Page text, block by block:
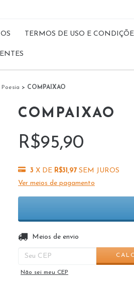
TERMOS DE USO E
Poesia > COMPAIXAO
COMPAIXAO
R$95,90
3 X DE R$31,97 SEM JUROS
Ver meios de pagamento
Entregas para o CEP:
Meios de envio
Não sei meu CEP